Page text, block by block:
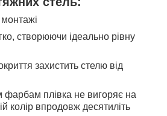
створюючи ідеально рівну
захистить стелю від
фарбам плівка не вигоряє на
колір впродовж десятиліть